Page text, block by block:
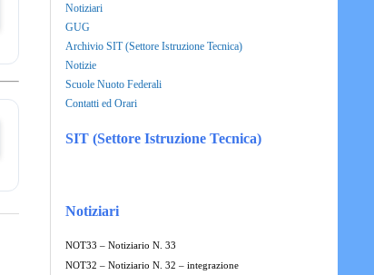
Notiziari
GUG
Archivio SIT (Settore Istruzione Tecnica)
Notizie
Scuole Nuoto Federali
Contatti ed Orari
SIT (Settore Istruzione Tecnica)
Notiziari
NOT33 – Notiziario N. 33
NOT32 – Notiziario N. 32 – integrazione